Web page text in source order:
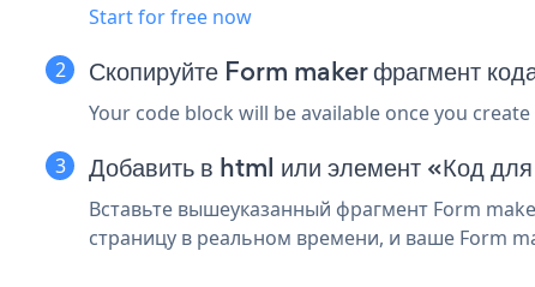
Start for free now
Скопируйте Form maker фрагмент
Your code block will be available once you
Добавить в html или элемент «Код
Вставьте вышеуказанный фрагмент Form
страницу в реальном времени, и ваше Form